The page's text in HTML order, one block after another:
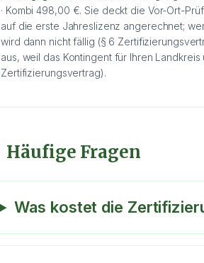
· Kombi 498,00 €. Sie deckt die Vor-Ort-
auf die erste Jahreslizenz angerechnet;
wird dann nicht fällig (§ 6
aus, weil das Kontingent für Ihren
Zertifizierungsvertrag).
Häufige Fragen
Was kostet die